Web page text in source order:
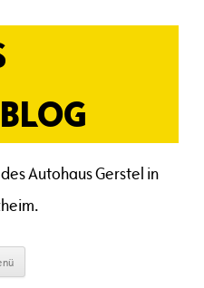
Autohaus Gerstel in